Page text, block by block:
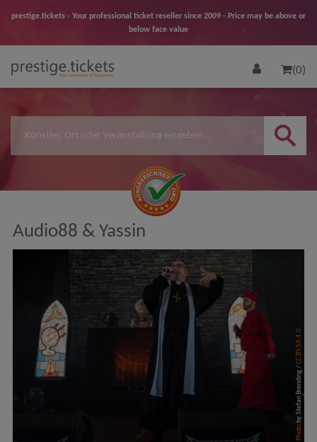
prestige.tickets - Your professional ticket reseller since 2009 - Price may be above or
below face value
(0)
Audio88 & Yassin
Photo
by Stefan Brending /
CC BY-SA 4.0